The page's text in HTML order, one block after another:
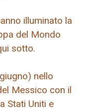
illuminato la
del Mondo
sotto.
nello
Messico con il
Stati Uniti e